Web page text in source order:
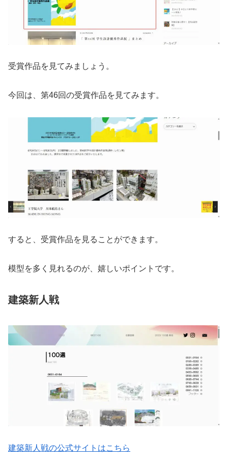
受賞作品を見てみましょう。
今回は、第46回の受賞作品を見てみます。
すると、受賞作品を見ることができます。
模型を多く見れるのが、嬉しいポイントです。
建築新人戦
建築新人戦の公式サイトはこちら